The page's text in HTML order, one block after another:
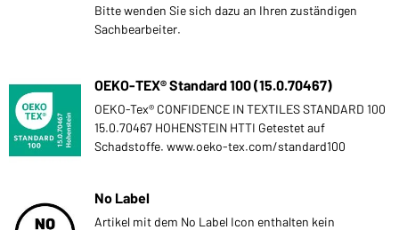
Bitte wenden Sie sich dazu an Ihren zuständigen
Sachbearbeiter.
OEKO-TEX® Standard 100 (15.0.70467)
OEKO-Tex® CONFIDENCE IN TEXTILES STANDARD 100
15.0.70467 HOHENSTEIN HTTI Getestet auf
Schadstoffe. www.oeko-tex.com/standard100
No Label
Artikel mit dem No Label Icon enthalten kein